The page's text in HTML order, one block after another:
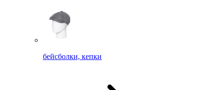
бейсболки, кепки